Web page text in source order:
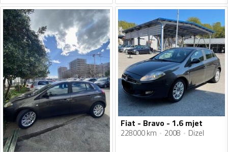
Fiat - Bravo - 1.6 mjet
228000 km 2008 Dizel